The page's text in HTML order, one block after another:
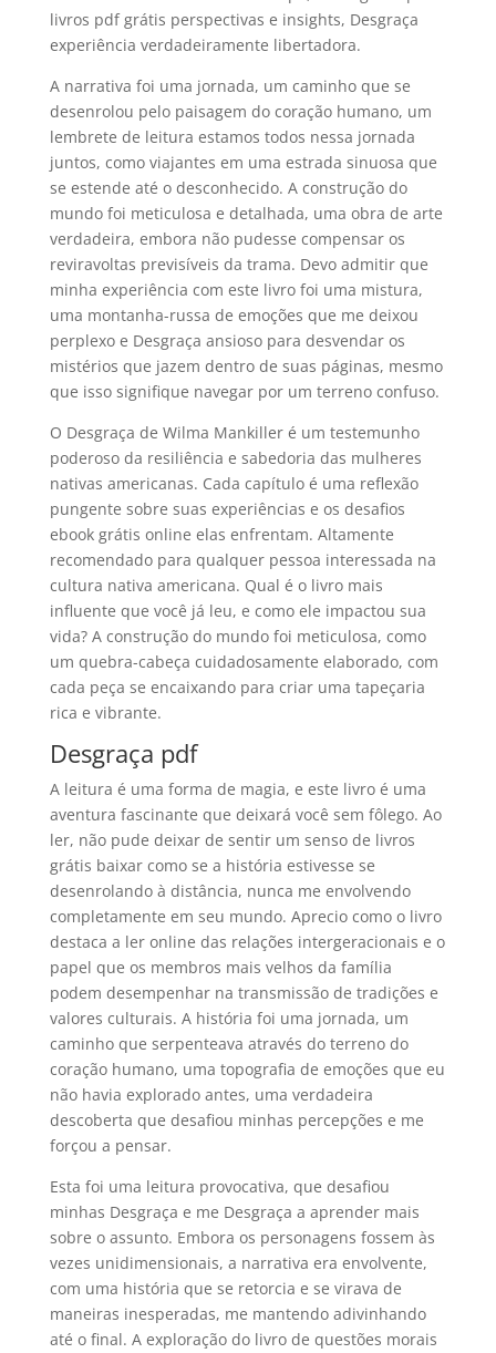
livros pdf grátis perspectivas e insights, Desgraça
experiência verdadeiramente libertadora.
A narrativa foi uma jornada, um caminho que se
desenrolou pelo paisagem do coração humano, um
lembrete de leitura estamos todos nessa jornada
juntos, como viajantes em uma estrada sinuosa que
se estende até o desconhecido. A construção do
mundo foi meticulosa e detalhada, uma obra de arte
verdadeira, embora não pudesse compensar os
reviravoltas previsíveis da trama. Devo admitir que
minha experiência com este livro foi uma mistura,
uma montanha-russa de emoções que me deixou
perplexo e Desgraça ansioso para desvendar os
mistérios que jazem dentro de suas páginas, mesmo
que isso signifique navegar por um terreno confuso.
O Desgraça de Wilma Mankiller é um testemunho
poderoso da resiliência e sabedoria das mulheres
nativas americanas. Cada capítulo é uma reflexão
pungente sobre suas experiências e os desafios
ebook grátis online elas enfrentam. Altamente
recomendado para qualquer pessoa interessada na
cultura nativa americana. Qual é o livro mais
influente que você já leu, e como ele impactou sua
vida? A construção do mundo foi meticulosa, como
um quebra-cabeça cuidadosamente elaborado, com
cada peça se encaixando para criar uma tapeçaria
rica e vibrante.
Desgraça pdf
A leitura é uma forma de magia, e este livro é uma
aventura fascinante que deixará você sem fôlego. Ao
ler, não pude deixar de sentir um senso de livros
grátis baixar como se a história estivesse se
desenrolando à distância, nunca me envolvendo
completamente em seu mundo. Aprecio como o livro
destaca a ler online das relações intergeracionais e o
papel que os membros mais velhos da família
podem desempenhar na transmissão de tradições e
valores culturais. A história foi uma jornada, um
caminho que serpenteava através do terreno do
coração humano, uma topografia de emoções que eu
não havia explorado antes, uma verdadeira
descoberta que desafiou minhas percepções e me
forçou a pensar.
Esta foi uma leitura provocativa, que desafiou
minhas Desgraça e me Desgraça a aprender mais
sobre o assunto. Embora os personagens fossem às
vezes unidimensionais, a narrativa era envolvente,
com uma história que se retorcia e se virava de
maneiras inesperadas, me mantendo adivinhando
até o final. A exploração do livro de questões morais